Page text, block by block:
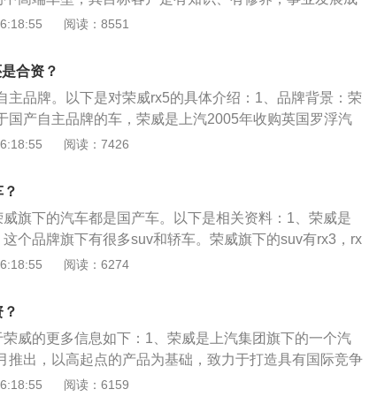
转，最大扭矩转速2000到4000转。这台发动机配备缸内
盖和缸体。与这台发动机匹配的是6速双离合变速箱。
常符合年轻消费者的审美。
向上，追求品位的消费者。扩展资料：品牌定名：自主
品已经覆盖中级车与中高级车市场，“科技化”已经成为
产品定位：荣威（ROEWE）产品将定位于不同级别细分
目标客户是有知识、有修养，事业发展成功，勇于创新
位的消费者。
阅读：8551
合资？
主品牌。以下是对荣威rx5的具体介绍：1、品牌背景：荣
国产自主品牌的车，荣威是上汽2005年收购英国罗浮汽
出的一个全新自主品牌。2、配置方面：荣威RX5是第
度和日间LED等特性外，还有泊车辅助照明灯功能。
阅读：7426
旗下的汽车都是国产车。以下是相关资料：1、荣威是
这个品牌旗下有很多suv和轿车。荣威旗下的suv有rx3，rx
rx5-max是紧凑型suv，这款车一共搭载两款发动机，一
司旗下的一款汽车品牌，于2006年10月推出。该品牌下
汽车之前收购的罗孚，但上海汽车并未收购"罗孚"品牌。2
车(集团)股份有限公司(以下简称"上海汽车股份")正式对
为"荣威(ROEWE)"，取意"创新殊荣、威仪四海"。荣威
展迅速，其产品已经覆盖中级车与中高级车市场，"科技
阅读：6274
威的更多信息如下：1、荣威是上汽集团旗下的一个汽
推出，以高起点的产品为基础，致力于打造具有国际竞争
端车型，是上海汽车实现国际化发展战略的重要一步。
阅读：6159